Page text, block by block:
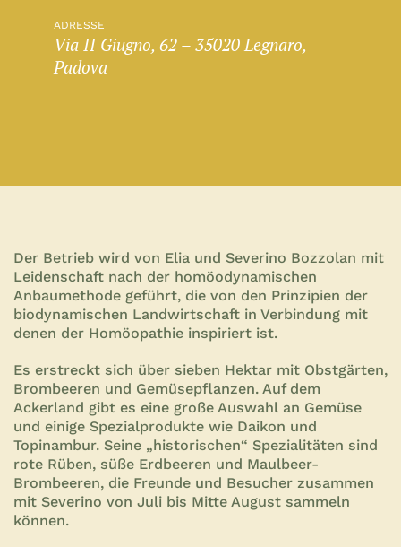
ADRESSE
Via II Giugno, 62 – 35020 Legnaro,
Padova
Der Betrieb wird von Elia und Severino Bozzolan mit
Leidenschaft nach der homöodynamischen
Anbaumethode geführt, die von den Prinzipien der
biodynamischen Landwirtschaft in Verbindung mit
denen der Homöopathie inspiriert ist.
Es erstreckt sich über sieben Hektar mit Obstgärten,
Brombeeren und Gemüsepflanzen. Auf dem
Ackerland gibt es eine große Auswahl an Gemüse
und einige Spezialprodukte wie Daikon und
Topinambur. Seine „historischen“ Spezialitäten sind
rote Rüben, süße Erdbeeren und Maulbeer-
Brombeeren, die Freunde und Besucher zusammen
mit Severino von Juli bis Mitte August sammeln
können.